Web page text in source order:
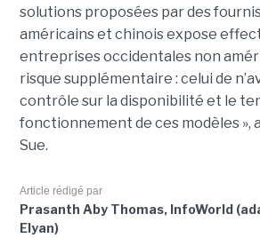
solutions proposées par des
américains et chinois expose
entreprises occidentales non
risque supplémentaire : celui de
contrôle sur la disponibilité et le
fonctionnement de ces modèles »,
Sue.
Article rédigé par
Prasanth Aby Thomas, InfoWorld
Elyan)